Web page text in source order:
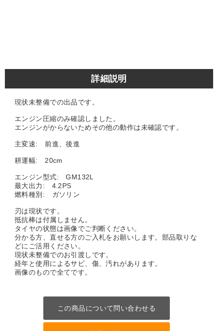
詳細説明
現状未整備での出品です。
エンジン圧縮のみ確認しました。
エンジンがからないためその他の動作は未確認です。
主変速: 前進、後進
耕運幅: 20cm
エンジン型式: GM132L
最大出力: 4.2PS
燃料種別: ガソリン
刃は現状です。
抵抗棒は付属しません。
タイヤの状態は画像でご判断ください。
分かる方、直せる方のご入札をお願いします。部品取りな
どにご活用ください。
現状未整備でのお引渡しです。
経年と使用によるサビ、傷、汚れがあります。
画像のもので全てです。
この商品について問い合わせる